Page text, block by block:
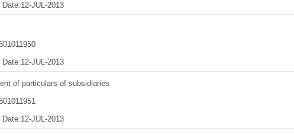
JUL-2013
JUL-2013
of particulars of subsidiaries
JUL-2013